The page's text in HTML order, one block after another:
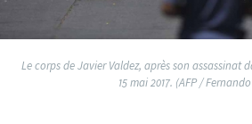
Le corps de Javier Valdez, après son assassinat
15 mai 2017. (AFP /